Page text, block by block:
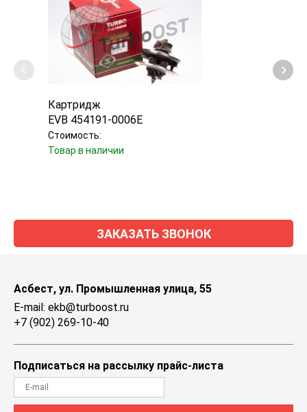
Картридж
EVB 454191-0006E
Стоимость:
Товар в наличии
ЗАКАЗАТЬ ЗВОНОК
Асбест, ул. Промышленная улица, 55
E-mail: ekb@turboost.ru
+7 (902) 269-10-40
Подписаться на рассылку прайс-листа